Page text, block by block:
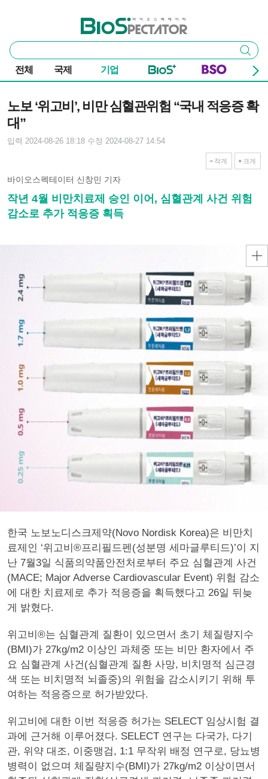
바이오스펙테이터
통
합
검
색
검색
전체 국제 기업
노보 ‘위고비’, 비만 심혈관위험 “국내 적응증 확
대”
입력 2024-08-26 18:18 수정 2024-08-27 14:54
작게 크게
바이오스펙테이터 신창민 기자
작년 4월 비만치료제 승인 이어, 심혈관계 사건 위험
감소로 추가 적응증 획득
한국 노보노디스크제약(Novo Nordisk Korea)은 비만치
료제인 ‘위고비®프리필드펜(성분명 세마글루티드)’이 지
난 7월3일 식품의약품안전처로부터 주요 심혈관계 사건
(MACE; Major Adverse Cardiovascular Event) 위험 감소
에 대한 치료제로 추가 적응증을 획득했다고 26일 뒤늦
게 밝혔다.
위고비®는 심혈관계 질환이 있으면서 초기 체질량지수
(BMI)가 27kg/m2 이상인 과체중 또는 비만 환자에서 주
요 심혈관계 사건(심혈관계 질환 사망, 비치명적 심근경
색 또는 비치명적 뇌졸중)의 위험을 감소시키기 위해 투
여하는 적응증으로 허가받았다.
위고비에 대한 이번 적응증 허가는 SELECT 임상시험 결
과에 근거해 이루어졌다. SELECT 연구는 다국가, 다기
관, 위약 대조, 이중맹검, 1:1 무작위 배정 연구로, 당뇨병
병력이 없으며 체질량지수(BMI)가 27kg/m2 이상이면서